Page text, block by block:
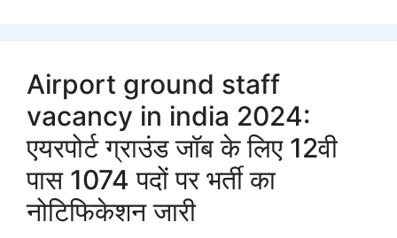
Airport ground staff
vacancy in india 2024:
एयरपोर्ट ग्राउंड जॉब के लिए 12वी
पास 1074 पदों पर भर्ती का
नोटिफिकेशन जारी